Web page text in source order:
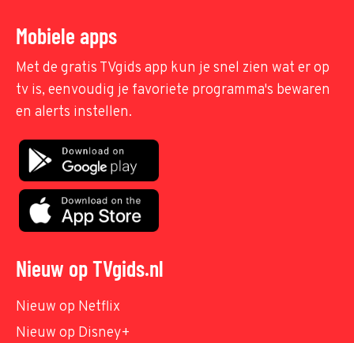
Mobiele apps
Met de gratis TVgids app kun je snel zien wat er op
tv is, eenvoudig je favoriete programma's bewaren
en alerts instellen.
Nieuw op TVgids.nl
Nieuw op Netflix
Nieuw op Disney+